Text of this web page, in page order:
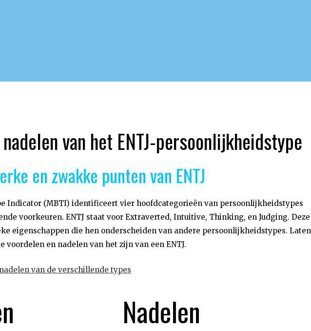
van het ENTJ-persoonlijkheidstype
en zwakke punten van ENTJ
Indicator (MBTI) identificeert vier hoofdcategorieën van persoonlijkheidstypes
voorkeuren. ENTJ staat voor Extraverted, Intuitive, Thinking, en Judging. Deze
eigenschappen die hen onderscheiden van andere persoonlijkheidstypes. Laten
voordelen en nadelen van het zijn van een ENTJ.
van de verschillende types
Nadelen